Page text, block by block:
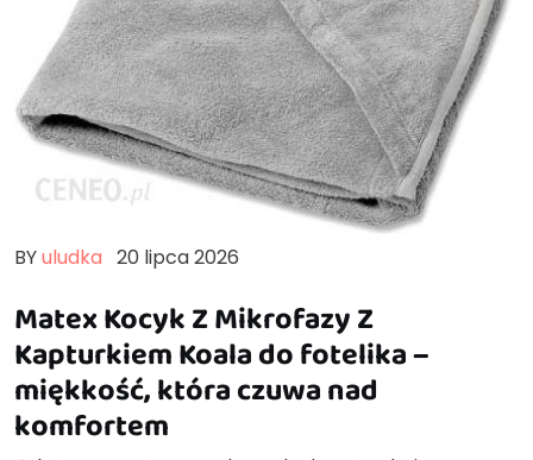
BYuludka 20 lipca 2026
Matex Kocyk Z Mikrofazy Z
Kapturkiem Koala do fotelika –
miękkość, która czuwa nad
komfortem